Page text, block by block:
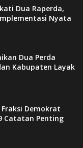
Dua Raperda,
Nyata
Dua Perda
Kabupaten Layak
Demokrat
Catatan Penting